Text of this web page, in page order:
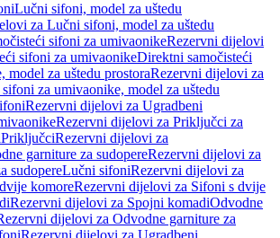
Lučni sifoni, model za uštedu
za Lučni sifoni, model za uštedu
sifoni za umivaonikeRezervni dijelovi
sifoni za umivaonikeDirektni samočisteći
model za uštedu prostoraRezervni dijelovi za
za umivaonike, model za uštedu
Rezervni dijelovi za Ugradbeni
Rezervni dijelovi za Priključci za
PriključciRezervni dijelovi za
garniture za sudopereRezervni dijelovi za
sudopereLučni sifoniRezervni dijelovi za
komoreRezervni dijelovi za Sifoni s dvije
Rezervni dijelovi za Spojni komadiOdvodne
dijelovi za Odvodne garniture za
Rezervni dijelovi za Ugradbeni